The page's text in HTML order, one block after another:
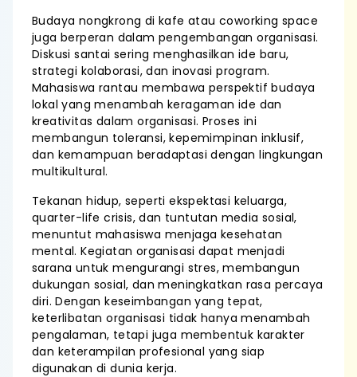
Budaya nongkrong di kafe atau coworking space
juga berperan dalam pengembangan organisasi.
Diskusi santai sering menghasilkan ide baru,
strategi kolaborasi, dan inovasi program.
Mahasiswa rantau membawa perspektif budaya
lokal yang menambah keragaman ide dan
kreativitas dalam organisasi. Proses ini
membangun toleransi, kepemimpinan inklusif,
dan kemampuan beradaptasi dengan lingkungan
multikultural.
Tekanan hidup, seperti ekspektasi keluarga,
quarter-life crisis, dan tuntutan media sosial,
menuntut mahasiswa menjaga kesehatan
mental. Kegiatan organisasi dapat menjadi
sarana untuk mengurangi stres, membangun
dukungan sosial, dan meningkatkan rasa percaya
diri. Dengan keseimbangan yang tepat,
keterlibatan organisasi tidak hanya menambah
pengalaman, tetapi juga membentuk karakter
dan keterampilan profesional yang siap
digunakan di dunia kerja.